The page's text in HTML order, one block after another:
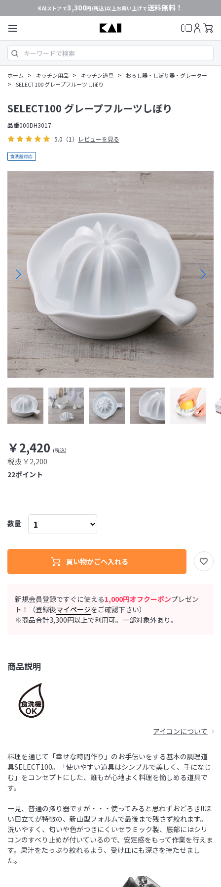
KAIストアで3,300円(税込)以上お買い上げで送料無料！
ホーム > キッチン用品 > キッチン道具 > おろし器・しぼり器・グレーター
> SELECT100 グレープフルーツしぼり
5.0 （1） レビューを見る
新規会員登録ですぐに使える1,000円オフクーポンプレゼン
ト！（登録後マイページをご確認下さい）
※商品合計3,300円以上で利用可。一部対象外あり。
商品説明
アイコンについて
料理を通じて「幸せな時間作り」のお手伝いをする基本の調理道
具SELECT100。「使いやすい道具はシンプルで美しく、手になじ
む」をコンセプトにした、誰もが心地よく料理を愉しめる道具で
す。
一見、普通の搾り器ですが・・・使ってみると思わずおどろき!!深
い目立てが特徴の、新山型フォルムで最後まで残さず絞れます。
洗いやすく、匂いや色がつきにくいセラミック製、底部にはシリ
コンのすべり止めが付いているので、安定感をもって作業を行えま
す。果汁をたっぷり絞れるよう、受け皿にも深さを持たせまし
た。
SELECT100 グレープフルーツしぼり
￥2,420
税抜 ￥2,200
品番000DH3017
ポイント
22
数量